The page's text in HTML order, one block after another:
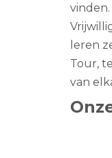
leren
Tour,
van